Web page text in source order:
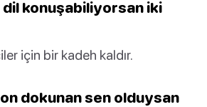
dil konuşabiliyorsan iki
için bir kadeh kaldır.
dokunan sen olduysan